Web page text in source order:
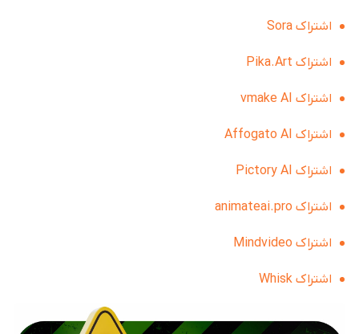
اشتراک Sora
اشتراک Pika.Art
اشتراک vmake AI
اشتراک Affogato AI
اشتراک Pictory AI
اشتراک animateai.pro
اشتراک Mindvideo
اشتراک Whisk